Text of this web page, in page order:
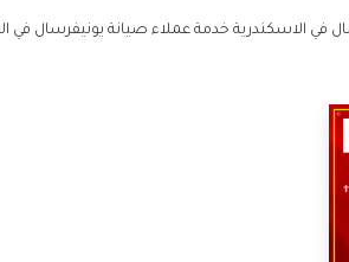
في الاسكندرية خدمة عملاء صيانة يونيفرسال في